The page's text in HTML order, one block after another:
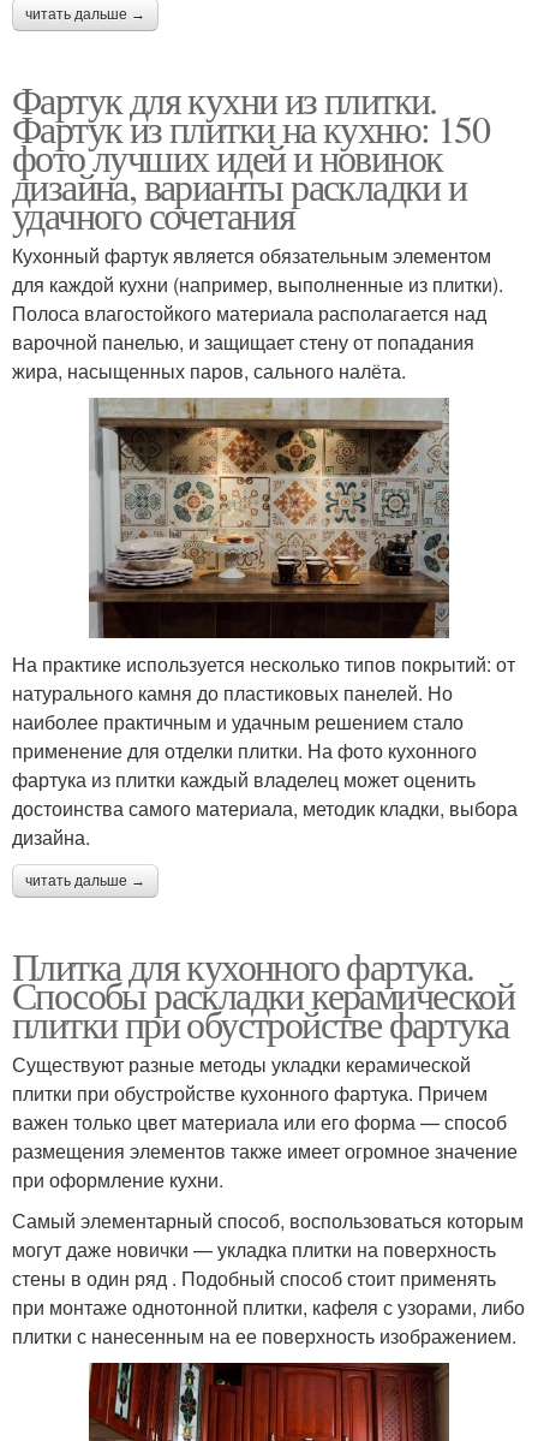
читать дальше →
Фартук для кухни из плитки.
Фартук из плитки на кухню: 150
фото лучших идей и новинок
дизайна, варианты раскладки и
удачного сочетания
Кухонный фартук является обязательным элементом
для каждой кухни (например, выполненные из плитки).
Полоса влагостойкого материала располагается над
варочной панелью, и защищает стену от попадания
жира, насыщенных паров, сального налёта.
На практике используется несколько типов покрытий: от
натурального камня до пластиковых панелей. Но
наиболее практичным и удачным решением стало
применение для отделки плитки. На фото кухонного
фартука из плитки каждый владелец может оценить
достоинства самого материала, методик кладки, выбора
дизайна.
читать дальше →
Плитка для кухонного фартука.
Способы раскладки керамической
плитки при обустройстве фартука
Существуют разные методы укладки керамической
плитки при обустройстве кухонного фартука. Причем
важен только цвет материала или его форма — способ
размещения элементов также имеет огромное значение
при оформление кухни.
Самый элементарный способ, воспользоваться которым
могут даже новички — укладка плитки на поверхность
стены в один ряд . Подобный способ стоит применять
при монтаже однотонной плитки, кафеля с узорами, либо
плитки с нанесенным на ее поверхность изображением.